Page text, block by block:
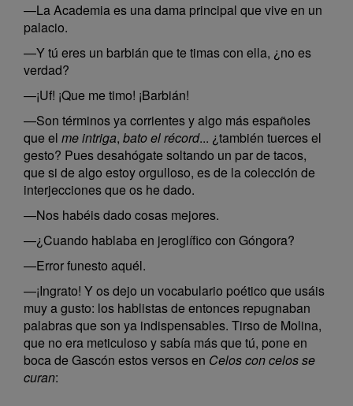
—La Academia es una dama principal que vive en un
palacio.
—Y tú eres un barbián que te timas con ella, ¿no es
verdad?
—¡Uf! ¡Que me timo! ¡Barbián!
—Son términos ya corrientes y algo más españoles
que el me intriga, bato el récord... ¿también tuerces el
gesto? Pues desahógate soltando un par de tacos,
que si de algo estoy orgulloso, es de la colección de
interjecciones que os he dado.
—Nos habéis dado cosas mejores.
—¿Cuando hablaba en jeroglífico con Góngora?
—Error funesto aquél.
—¡Ingrato! Y os dejo un vocabulario poético que usáis
muy a gusto: los hablistas de entonces repugnaban
palabras que son ya indispensables. Tirso de Molina,
que no era meticuloso y sabía más que tú, pone en
boca de Gascón estos versos en Celos con celos se
curan: